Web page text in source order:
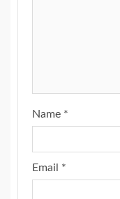
Name *
Email *